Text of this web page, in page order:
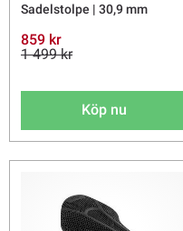
Sadelstolpe | 30,9 mm
859 kr
1 499 kr
Köp nu